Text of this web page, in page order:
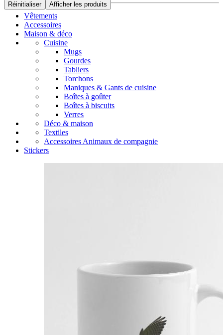
Réinitialiser Afficher les produits
Vêtements
Accessoires
Maison & déco
Cuisine
Mugs
Gourdes
Tabliers
Torchons
Maniques & Gants de cuisine
Boîtes à goûter
Boîtes à biscuits
Verres
Déco & maison
Textiles
Accessoires Animaux de compagnie
Stickers